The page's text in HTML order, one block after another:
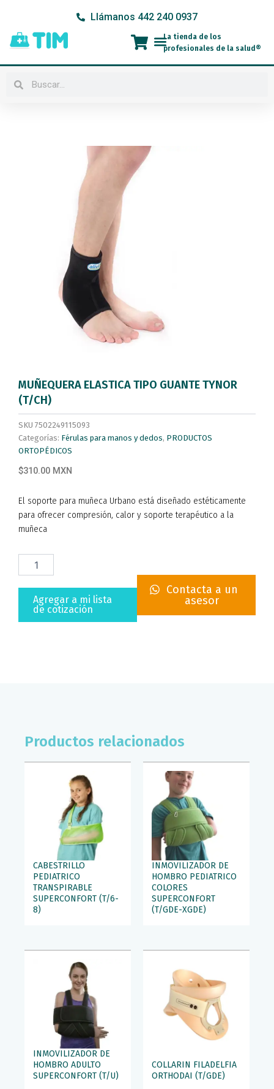
contenido
Llámanos 442 240 0937
Menú
La tienda de los
profesionales de la salud®
Buscar
MUÑEQUERA ELASTICA TIPO GUANTE TYNOR
(T/CH)
SKU 7502249115093
Categorías: Férulas para manos y dedos, PRODUCTOS
ORTOPÉDICOS
$310.00 MXN
El soporte para muñeca Urbano está diseñado estéticamente
para ofrecer compresión, calor y soporte terapéutico a la
muñeca
MUÑEQUERA
ELASTICA
GUANTE
TYNOR
Agregar a mi lista
de cotización
Contacta a un
asesor
Productos relacionados
CABESTRILLO
PEDIATRICO
TRANSPIRABLE
SUPERCONFORT (T/6-
8)
INMOVILIZADOR DE
HOMBRO PEDIATRICO
COLORES
SUPERCONFORT
(T/GDE-XGDE)
INMOVILIZADOR DE
HOMBRO ADULTO
SUPERCONFORT (T/U)
COLLARIN FILADELFIA
ORTHODAI (T/GDE)